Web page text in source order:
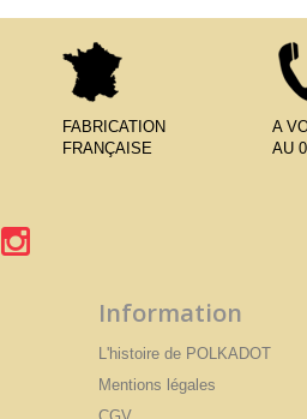
FABRICATION
FRANÇAISE
A
AU
Information
L'histoire de POLKADOT
Mentions légales